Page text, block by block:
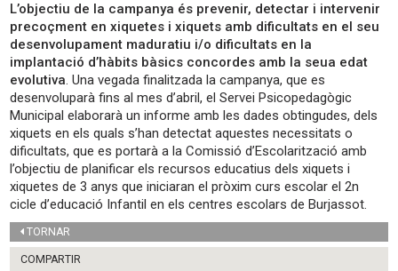
L’objectiu de la campanya és prevenir, detectar i intervenir
precoçment en xiquetes i xiquets amb dificultats en el seu
desenvolupament maduratiu i/o dificultats en la
implantació d’hàbits bàsics concordes amb la seua edat
evolutiva. Una vegada finalitzada la campanya, que es
desenvoluparà fins al mes d’abril, el Servei Psicopedagògic
Municipal elaborarà un informe amb les dades obtingudes, dels
xiquets en els quals s’han detectat aquestes necessitats o
dificultats, que es portarà a la Comissió d’Escolarització amb
l’objectiu de planificar els recursos educatius dels xiquets i
xiquetes de 3 anys que iniciaran el pròxim curs escolar el 2n
cicle d’educació Infantil en els centres escolars de Burjassot.
TORNAR
COMPARTIR